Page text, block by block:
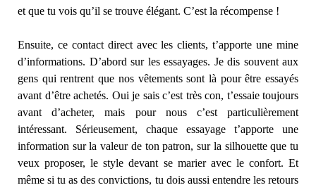
et que tu vois qu’il se trouve élégant. C’est la récompense !
Ensuite, ce contact direct avec les clients, t’apporte une mine
d’informations. D’abord sur les essayages. Je dis souvent aux
gens qui rentrent que nos vêtements sont là pour être essayés
avant d’être achetés. Oui je sais c’est très con, t’essaie toujours
avant d’acheter, mais pour nous c’est particulièrement
intéressant. Sérieusement, chaque essayage t’apporte une
information sur la valeur de ton patron, sur la silhouette que tu
veux proposer, le style devant se marier avec le confort. Et
même si tu as des convictions, tu dois aussi entendre les retours